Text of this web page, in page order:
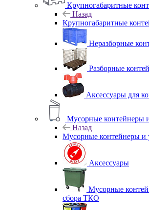
Крупногабаритные
Назад
Крупногабаритные
Неразборные
Разборные
Аксессуары для
Мусорные контейнеры
Назад
Мусорные контейнеры и
Аксессуары
Мусорные
сбора ТКО